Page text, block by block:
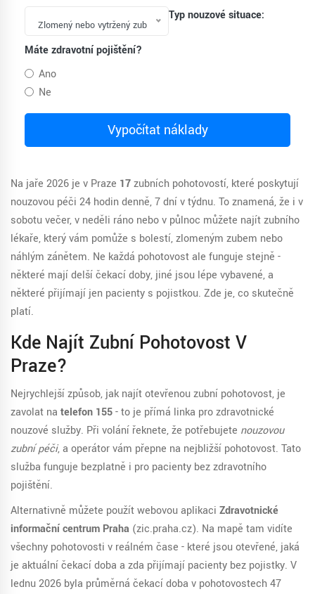
Typ nouzové situace:
Zlomený nebo vytržený zub
Máte zdravotní pojištění?
Ano
Ne
Vypočítat náklady
Na jaře 2026 je v Praze 17zubních pohotovostí, které poskytují
nouzovou péči 24 hodin denně, 7 dní v týdnu. To znamená, že i v
sobotu večer, v neděli ráno nebo v půlnoc můžete najít zubního
lékaře, který vám pomůže s bolestí, zlomeným zubem nebo
náhlým zánětem. Ne každá pohotovost ale funguje stejně -
některé mají delší čekací doby, jiné jsou lépe vybavené, a
některé přijímají jen pacienty s pojistkou. Zde je, co skutečně
platí.
Kde Najít Zubní Pohotovost V
Praze?
Nejrychlejší způsob, jak najít otevřenou zubní pohotovost, je
zavolat na telefon 155- to je přímá linka pro zdravotnické
nouzové služby. Při volání řeknete, že potřebujete nouzovou
zubní péči, a operátor vám přepne na nejbližší pohotovost. Tato
služba funguje bezplatně i pro pacienty bez zdravotního
pojištění.
Alternativně můžete použít webovou aplikaci Zdravotnické
informační centrum Praha (zic.praha.cz). Na mapě tam vidíte
všechny pohotovosti v reálném čase - které jsou otevřené, jaká
je aktuální čekací doba a zda přijímají pacienty bez pojistky. V
lednu 2026 byla průměrná čekací doba v pohotovostech 47